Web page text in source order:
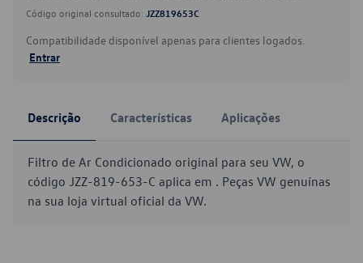
Código original consultado: JZZ819653C
Compatibilidade disponível apenas para clientes logados.
Entrar
Descrição Características Aplicações
Filtro de Ar Condicionado original para seu VW, o
código JZZ-819-653-C aplica em . Peças VW genuínas
na sua loja virtual oficial da VW.